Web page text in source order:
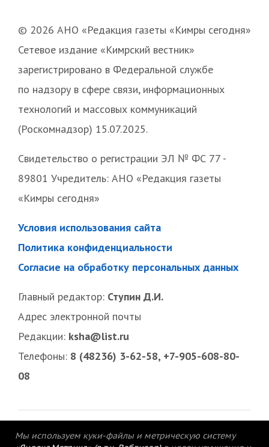
© 2026 АНО «Редакция газеты «Кимры сегодня»
Сетевое издание «Кимрский вестник»
зарегистрировано в Федеральной службе
по надзору в сфере связи, информационных
технологий и массовых коммуникаций
(Роскомнадзор) 15.07.2025.
Свидетельство о регистрации ЭЛ № ФС 77 -
89801 Учредитель: АНО «Редакция газеты
«Кимры сегодня»
Условия использования сайта
Политика конфиденциальности
Согласие на обработку персональных данных
Главный редактор: Ступин Д.И.
Адрес электронной почты
Редакции: ksha@list.ru
Телефоны: 8 (48236) 3-62-58, +7-905-608-80-
08
Мы используем куки-файлы и метрическую систему